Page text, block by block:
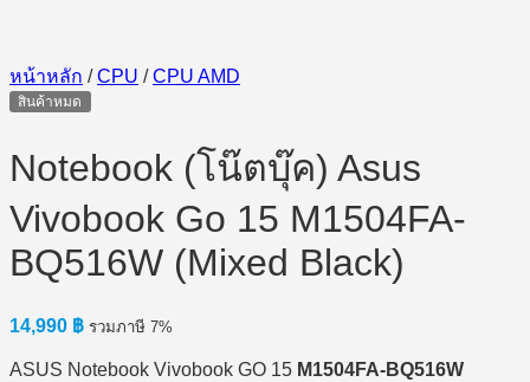
หน้าหลัก / CPU / CPU AMD
สินค้าหมด
Notebook (โน๊ตบุ๊ค) Asus
Vivobook Go 15 M1504FA-
BQ516W (Mixed Black)
14,990 ฿ รวมภาษี 7%
ASUS Notebook Vivobook GO 15 M1504FA-BQ516W